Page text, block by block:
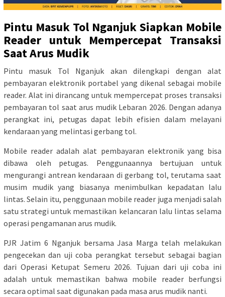
Pintu Masuk Tol Nganjuk Siapkan Mobile
Reader untuk Mempercepat Transaksi
Saat Arus Mudik
Pintu masuk Tol Nganjuk akan dilengkapi dengan alat
pembayaran elektronik portabel yang dikenal sebagai mobile
reader. Alat ini dirancang untuk mempercepat proses transaksi
pembayaran tol saat arus mudik Lebaran 2026. Dengan adanya
perangkat ini, petugas dapat lebih efisien dalam melayani
kendaraan yang melintasi gerbang tol.
Mobile reader adalah alat pembayaran elektronik yang bisa
dibawa oleh petugas. Penggunaannya bertujuan untuk
mengurangi antrean kendaraan di gerbang tol, terutama saat
musim mudik yang biasanya menimbulkan kepadatan lalu
lintas. Selain itu, penggunaan mobile reader juga menjadi salah
satu strategi untuk memastikan kelancaran lalu lintas selama
operasi pengamanan arus mudik.
PJR Jatim 6 Nganjuk bersama Jasa Marga telah melakukan
pengecekan dan uji coba perangkat tersebut sebagai bagian
dari Operasi Ketupat Semeru 2026. Tujuan dari uji coba ini
adalah untuk memastikan bahwa mobile reader berfungsi
secara optimal saat digunakan pada masa arus mudik nanti.